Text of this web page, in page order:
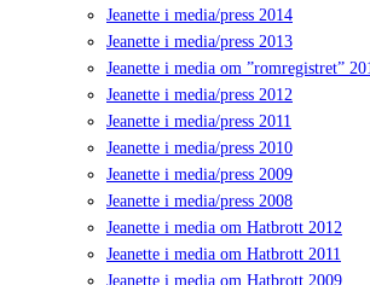
Jeanette i media/press 2014
Jeanette i media/press 2013
Jeanette i media om ”romregistret”
Jeanette i media/press 2012
Jeanette i media/press 2011
Jeanette i media/press 2010
Jeanette i media/press 2009
Jeanette i media/press 2008
Jeanette i media om Hatbrott 2012
Jeanette i media om Hatbrott 2011
Jeanette i media om Hatbrott 2009